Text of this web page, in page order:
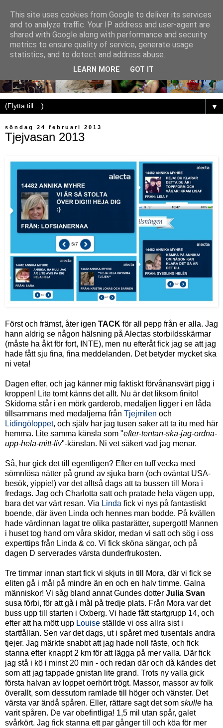
▼
söndag 24 februari 2013
Tjejvasan 2013
Först och främst, åter igen TACK för all pepp från er alla. Jag
hann aldrig se någon hälsning på Alectas storbildsskärmar
(måste ha åkt för fort, INTE), men nu efteråt fick jag se att jag
hade fått sju fina, fina meddelanden. Det betyder mycket ska
ni veta!
Dagen efter, och jag känner mig faktiskt förvånansvärt pigg i
kroppen! Lite tomt känns det allt. Nu är det liksom finito!
Skidorna står i en mörk garderob, medaljen ligger i en låda
tillsammans med medaljerna från Tjejmilen och
Lidingöloppet, och själv har jag tusen saker att ta itu med här
hemma. Lite samma känsla som "efter-tentan-ska-jag-ordna-
upp-hela-mitt-liv"-känslan. Ni vet säkert vad jag menar.
Så, hur gick det till egentligen? Efter en tuff vecka med
sömnlösa nätter på grund av sjuka barn (och oväntat USA-
besök, yippie!) var det alltså dags att ta bussen till Mora i
fredags. Jag och Charlotta satt och pratade hela vägen upp,
bara det var värt resan. Via Linda fick vi nys på fantastiskt
boende, där även Linda och hennes man bodde. På kvällen
hade värdinnan lagat tre olika pastarätter, supergott! Mannen
i huset tog hand om våra skidor, medan vi satt och sög i oss
experttips från Linda & co. Vi fick sköna sängar, och på
dagen D serverades värsta dunderfrukosten.
Tre timmar innan start fick vi skjuts in till Mora, där vi fick se
eliten gå i mål på mindre än en och en halv timme. Galna
människor! Vi såg bland annat Gundes dotter Julia Svan
susa förbi, för att gå i mål på tredje plats. Från Mora var det
buss upp till starten i Oxberg. Vi hade fått startgrupp 14, och
efter att ha mött upp Louise ställde vi oss allra sist i
startfållan. Sen var det dags, ut i spåret med tusentals andra
tjejer. Jag märkte snabbt att jag hade noll fäste, och fick
stanna efter knappt 2 km för att lägga på mer valla. Där fick
jag stå i kö i minst 20 min - och redan där och då kändes det
som att jag tappade gnistan lite grand. Trots ny valla gick
första halvan av loppet oerhört trögt. Massor, massor av folk
överallt, som dessutom ramlade till höger och vänster. Det
värsta var ändå spåren. Eller, rättare sagt det som skulle ha
varit spåren. De var obefintliga! 1,5 mil utan spår, galet
svårkört. Jag fick stanna ett par gånger till och köa för mer
This site uses cookies from Google to deliver its services
and to analyze traffic. Your IP address and user-agent are
shared with Google along with performance and security
metrics to ensure quality of service, generate usage
statistics, and to detect and address abuse.
LEARN MORE GOT IT